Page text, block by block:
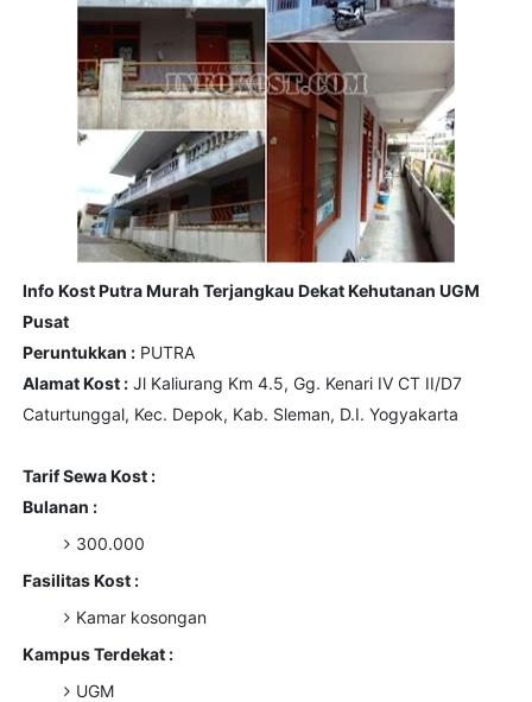
Info Kost Putra Murah Terjangkau Dekat Kehutanan UGM
Pusat
Peruntukkan :PUTRA
Alamat Kost :Jl Kaliurang Km 4.5, Gg. Kenari IV CT II/D7
Caturtunggal, Kec. Depok, Kab. Sleman, D.I. Yogyakarta
Tarif Sewa Kost :
Bulanan :
300.000
Fasilitas Kost :
Kamar kosongan
Kampus Terdekat :
UGM